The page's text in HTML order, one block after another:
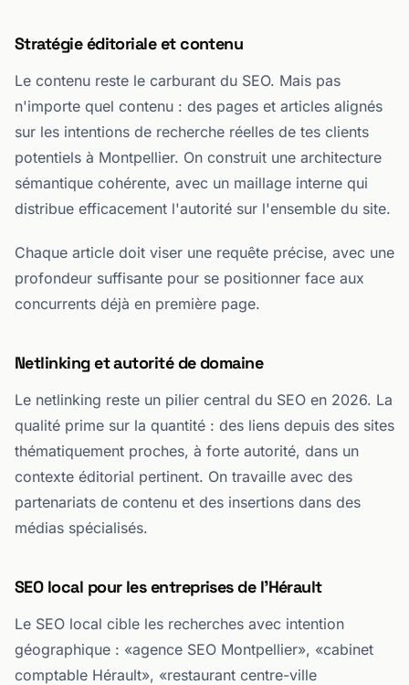
Stratégie éditoriale et contenu
Le contenu reste le carburant du SEO. Mais pas
n'importe quel contenu : des pages et articles alignés
sur les intentions de recherche réelles de tes clients
potentiels à Montpellier. On construit une architecture
sémantique cohérente, avec un maillage interne qui
distribue efficacement l'autorité sur l'ensemble du site.
Chaque article doit viser une requête précise, avec une
profondeur suffisante pour se positionner face aux
concurrents déjà en première page.
Netlinking et autorité de domaine
Le netlinking reste un pilier central du SEO en 2026. La
qualité prime sur la quantité : des liens depuis des sites
thématiquement proches, à forte autorité, dans un
contexte éditorial pertinent. On travaille avec des
partenariats de contenu et des insertions dans des
médias spécialisés.
SEO local pour les entreprises de l'Hérault
Le SEO local cible les recherches avec intention
géographique : «agence SEO Montpellier», «cabinet
comptable Hérault», «restaurant centre-ville